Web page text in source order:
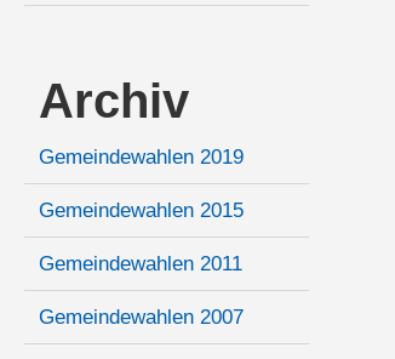
Archiv
Gemeindewahlen 2019
Gemeindewahlen 2015
Gemeindewahlen 2011
Gemeindewahlen 2007